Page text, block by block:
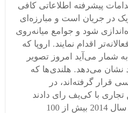
پیشرفته اطلاعاتی کافی
در جریان است و مبارزه‌ای
شود و جوامع میانه‌روی
اقدام نمایند. اروپا که
شمار می‌آید امروز تصویر
نشان می‌دهد. هلندی‌ها که
قرار گرفته‌اند، در
با کی‌یف رای دادند
چراکه در ناآرامی‌های سال 2014 بیش از 100